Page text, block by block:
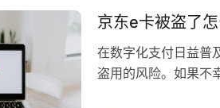
京东e卡被盗了
在数字化支付日益普
盗用的风险。如果不